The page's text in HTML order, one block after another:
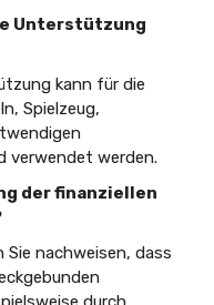
Unterstützung
kann für die
Spielzeug,
verwendet werden.
der finanziellen
Sie nachweisen, dass